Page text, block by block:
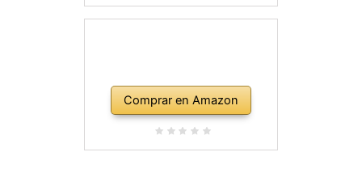
Comprar en Amazon